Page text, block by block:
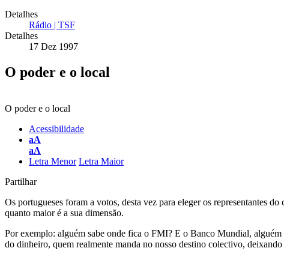
Detalhes
Rádio | TSF
Detalhes
17 Dez 1997
O poder e o local
O poder e o local
Acessibilidade
aA
aA
Letra Menor Letra Maior
Partilhar
Os portugueses foram a votos, desta vez para eleger os representantes
quanto maior é a sua dimensão.
Por exemplo: alguém sabe onde fica o FMI? E o Banco Mundial,
do dinheiro, quem realmente manda no nosso destino colectivo,